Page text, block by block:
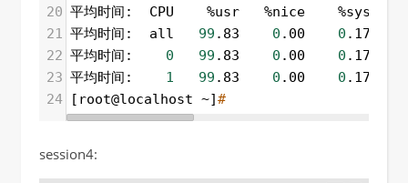
20 平均时间:  CPU    %usr   %nice    %sys
21 平均时间:  all 99 .83 0 .00 0 .17
22 平均时间: 0 99 .83 0 .00 0 .17
23 平均时间: 1 99 .83 0 .00 0 .17
24
[root@localhost ~]#
session4: